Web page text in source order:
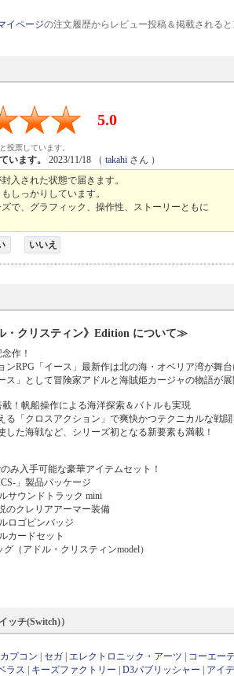
イページの注文履歴からレビュー投稿＆掲載されると
5.0
投票しています。
います。 2023/11/18 （takahi さん ）
入された状態で届きます。
しっかりしています。
で、グラフィック、操作性、ストーリーともに
いいえ
・クリスティン》Edition について≫
作！
RPG「イース」最新作は北の海・オベリア湾が舞台
」として冒険家アドルと海賊姫カージャの物語が展
！帆船操作による海洋探索＆バトルも実現
「クロスアクション」で爽快かつテクニカルな戦闘
た海戦など、シリーズ初となる新要素も満載！
み入手可能な豪華アイテムセット！
」製品パッケージ
サウンドトラック mini
のクレリアアーマー装備
ロゴピンバッジ
カードセット
（アドル・クリスティンmodel）
ッチ(Switch)）
カプコン |セガ エレクトロニック・アーツ コーエー
ラス キーズファクトリー |D3パブリッシャー アイ